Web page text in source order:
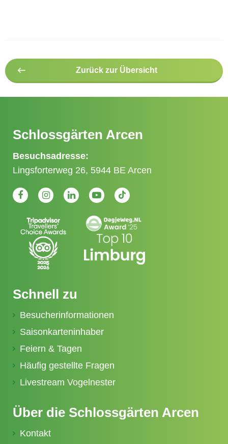
Zurück zur Übersicht
Schlossgärten Arcen
Besuchsadresse:
Lingsforterweg 26, 5944 BE Arcen
Schnell zu
Besucherinformationen
Saisonkarteninhaber
Feiern & Tagen
Häufig gestellte Fragen
Livestream Vogelnester
Über die Schlossgärten Arcen
Kontakt